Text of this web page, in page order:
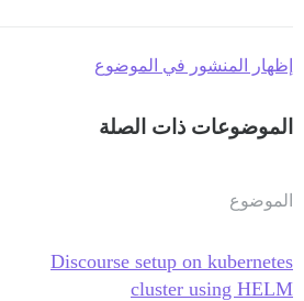
إظهار المنشور في الموضوع
الموضوعات ذات الصلة
الموضوع
Discourse setup on kubernetes
cluster using HELM